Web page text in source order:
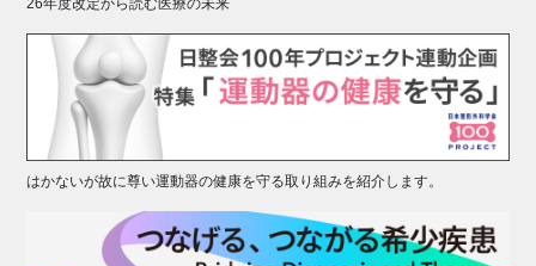
はかないが故に尊い運動器の健康を守る取り組みを紹介します。